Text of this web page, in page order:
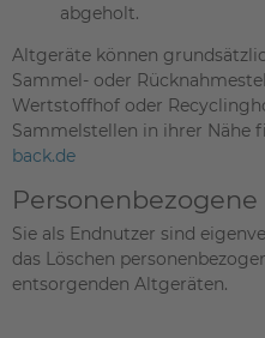
abgeholt.
Altgeräte können
Sammel- oder
Wertstoffhof oder
Sammelstellen in ihrer Nähe
back.de
Personenbezogene
Sie als Endnutzer sind
das Löschen
entsorgenden Altgeräten.